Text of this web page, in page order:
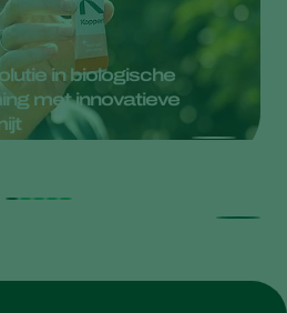
in biologische
met innovatieve